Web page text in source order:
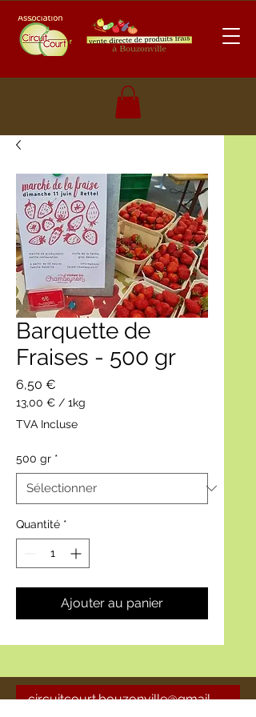
Barquette de
Fraises - 500 gr
6,50 €
13,00 € / 1kg
13,00 €
Kilogramme
TVA Incluse
500 gr *
Quantité *
Ajouter au panier
circuitcourt.bouzonville@gmail